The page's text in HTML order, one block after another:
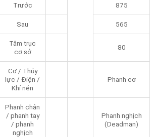
Trước 875
Sau 565
Tâm trục
cơ sở
80
Cơ / Thủy
lực / Điện /
Khí nén
Phanh cơ
Phanh chân
/ phanh tay
/ phanh
nghịch
Phanh nghịch
(Deadman)